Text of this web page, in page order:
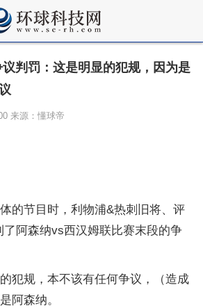
判罚：这是明显的犯规，因为是
来源：懂球帝
的节目时，利物浦&热刺旧将、评
阿森纳vs西汉姆联比赛末段的争
犯规，本不该有任何争议，（造成
阿森纳。